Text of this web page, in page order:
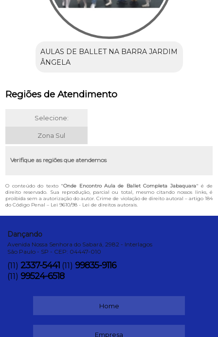
AULAS DE BALLET NA BARRA JARDIM
ÂNGELA
Regiões de Atendimento
Selecione:
Zona Sul
Verifique as regiões que atendemos
O conteúdo do texto "Onde Encontro Aula de Ballet Completa Jabaquara" é de
direito reservado. Sua reprodução, parcial ou total, mesmo citando nossos links, é
proibida sem a autorização do autor. Crime de violação de direito autoral – artigo 184
do Código Penal – Lei 9610/98 - Lei de direitos autorais.
Dançando
Avenida Nossa Senhora do Sabará, 2982 - Interlagos
São Paulo - SP - CEP: 04447-010
(11) 2337-5441 (11) 99835-9116
(11) 99524-6518
Home
Empresa